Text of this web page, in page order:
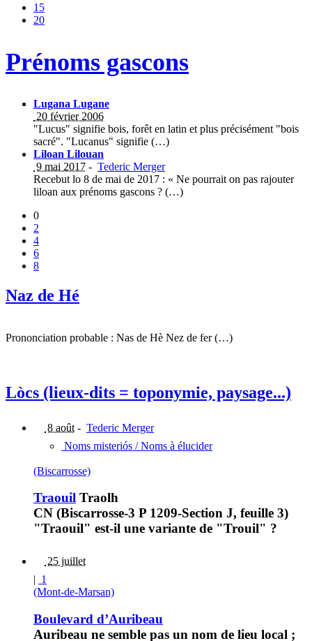
15
20
Prénoms gascons
Lugana Lugane
20 février 2006
"Lucus" signifie bois, forêt en latin et plus précisément "bois
sacré". "Lucanus" signifie (…)
Liloan Lilouan
9 mai 2017 - Tederic Merger
Recebut lo 8 de mai de 2017 : « Ne pourrait on pas rajouter
liloan aux prénoms gascons ? (…)
0
2
4
6
8
Naz de Hé
Prononciation probable : Nas de Hè Nez de fer (…)
Lòcs (lieux-dits = toponymie, paysage...)
8 août - Tederic Merger
Noms misteriós / Noms à élucider
(Biscarrosse)
Traouil Traolh
CN (Biscarrosse-3 P 1209-Section J, feuille 3)
"Traouil" est-il une variante de "Trouil" ?
25 juillet
| 1
(Mont-de-Marsan)
Boulevard d’Auribeau
Auribeau ne semble pas un nom de lieu local ;